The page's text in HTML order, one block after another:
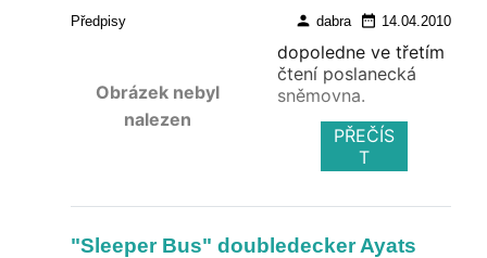
Předpisy person dabra date_range 14.04.2010
Obrázek nebyl
nalezen
dopoledne ve třetím
čtení poslanecká
sněmovna.
PŘEČÍS
T
"Sleeper Bus" doubledecker Ayats